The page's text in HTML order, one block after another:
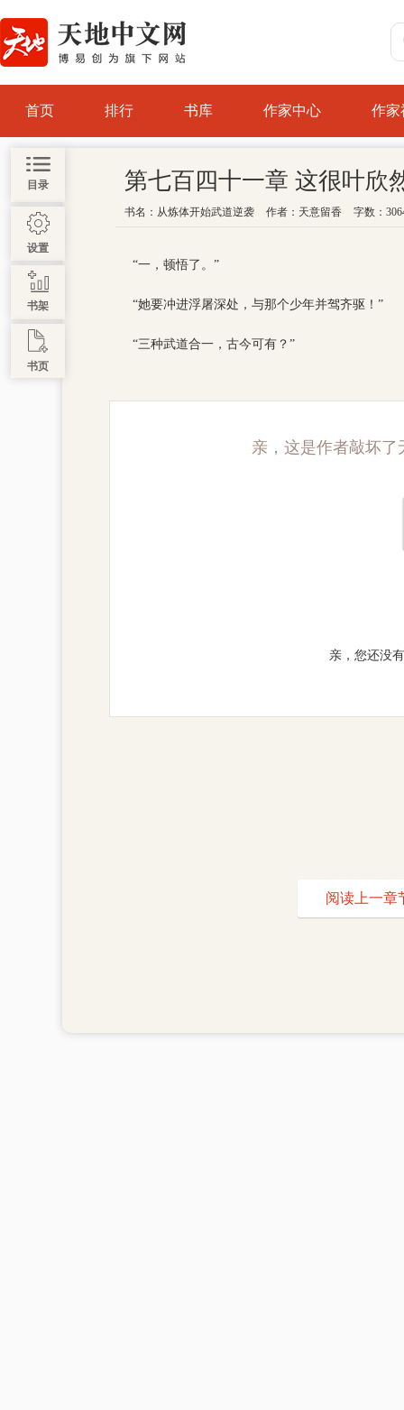
首页 排行 书库 作家中心 作家
目录
设置
书架
书页
第七百四十一章 这很叶欣
书名： 从炼体开始武道逆袭 作者： 天意留香 字数：
“一，顿悟了。”
“她要冲进浮屠深处，与那个少年并驾齐驱！”
“三种武道合一，古今可有？”
亲，这是作者敲坏
亲，您还没
阅读上一章